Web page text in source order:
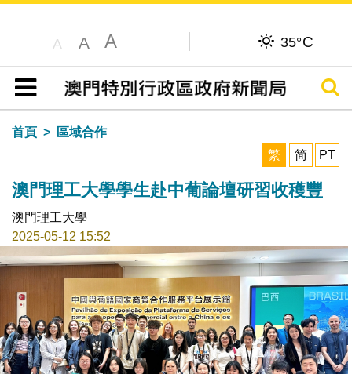
A A A 35°C
目錄
搜尋
首頁
區域合作
繁
简 PT
澳門理工大學學生赴中葡論壇研習收穫豐
澳門理工大學
2025-05-12 15:52